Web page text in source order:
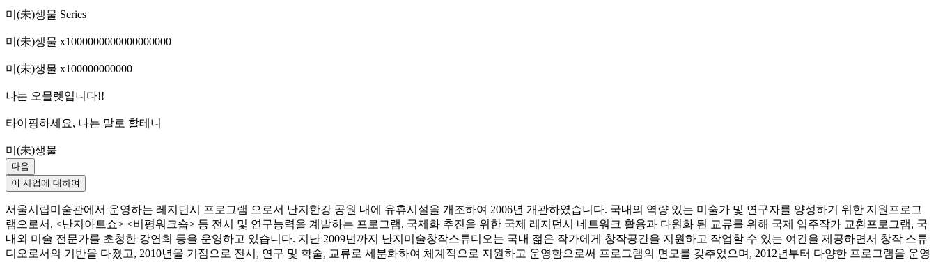
미(未)생물 Series
미(未)생물 x1000000000000000000
미(未)생물 x100000000000
나는 오믈렛입니다!!
타이핑하세요, 나는 말로 할테니
미(未)생물
다음
이 사업에 대하여
서울시립미술관에서 운영하는 레지던시 프로그램 으로서 난지한강 공원 내에 유휴시설을 개조하여 2006년 개관하였습니다. 국내의 역량 있는 미술가 및 연구자를 양성하기 위한 지원프로그
램으로서, <난지아트쇼> <비평워크숍> 등 전시 및 연구능력을 계발하는 프로그램, 국제화 추진을 위한 국제 레지던시 네트워크 활용과 다원화 된 교류를 위해 국제 입주작가 교환프로그램, 국
내외 미술 전문가를 초청한 강연회 등을 운영하고 있습니다. 지난 2009년까지 난지미술창작스튜디오는 국내 젊은 작가에게 창작공간을 지원하고 작업할 수 있는 여건을 제공하면서 창작 스튜
디오로서의 기반을 다졌고, 2010년을 기점으로 전시, 연구 및 학술, 교류로 세분화하여 체계적으로 지원하고 운영함으로써 프로그램의 면모를 갖추었으며, 2012년부터 다양한 프로그램을 운영